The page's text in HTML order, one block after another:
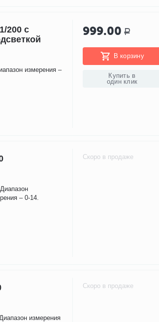
200 c
измерения –
999.00 Р
В корзину
Купить в
один клик
– 0-14.
Скоро в продаже
измерения
Скоро в продаже